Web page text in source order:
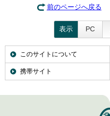
前のページへ戻る
表示 PC
このサイトについて
携帯サイト